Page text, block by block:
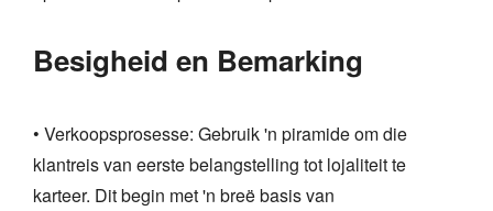
Besigheid en Bemarking
• Verkoopsprosesse: Gebruik 'n piramide om die
klantreis van eerste belangstelling tot lojaliteit te
karteer. Dit begin met 'n breë basis van